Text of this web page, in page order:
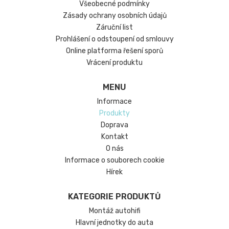
Všeobecné podmínky
Zásady ochrany osobních údajů
Záruční list
Prohlášení o odstoupení od smlouvy
Online platforma řešení sporů
Vrácení produktu
MENU
Informace
Produkty
Doprava
Kontakt
O nás
Informace o souborech cookie
Hírek
KATEGORIE PRODUKTŮ
Montáž autohifi
Hlavní jednotky do auta